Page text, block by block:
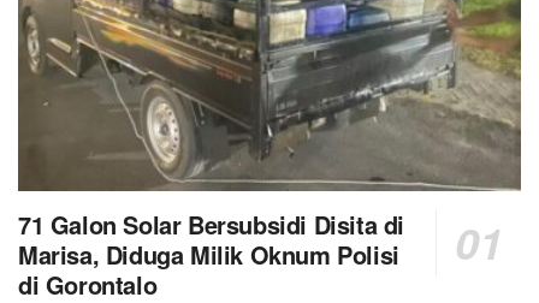
71 Galon Solar Bersubsidi Disita di
Marisa, Diduga Milik Oknum Polisi
di Gorontalo